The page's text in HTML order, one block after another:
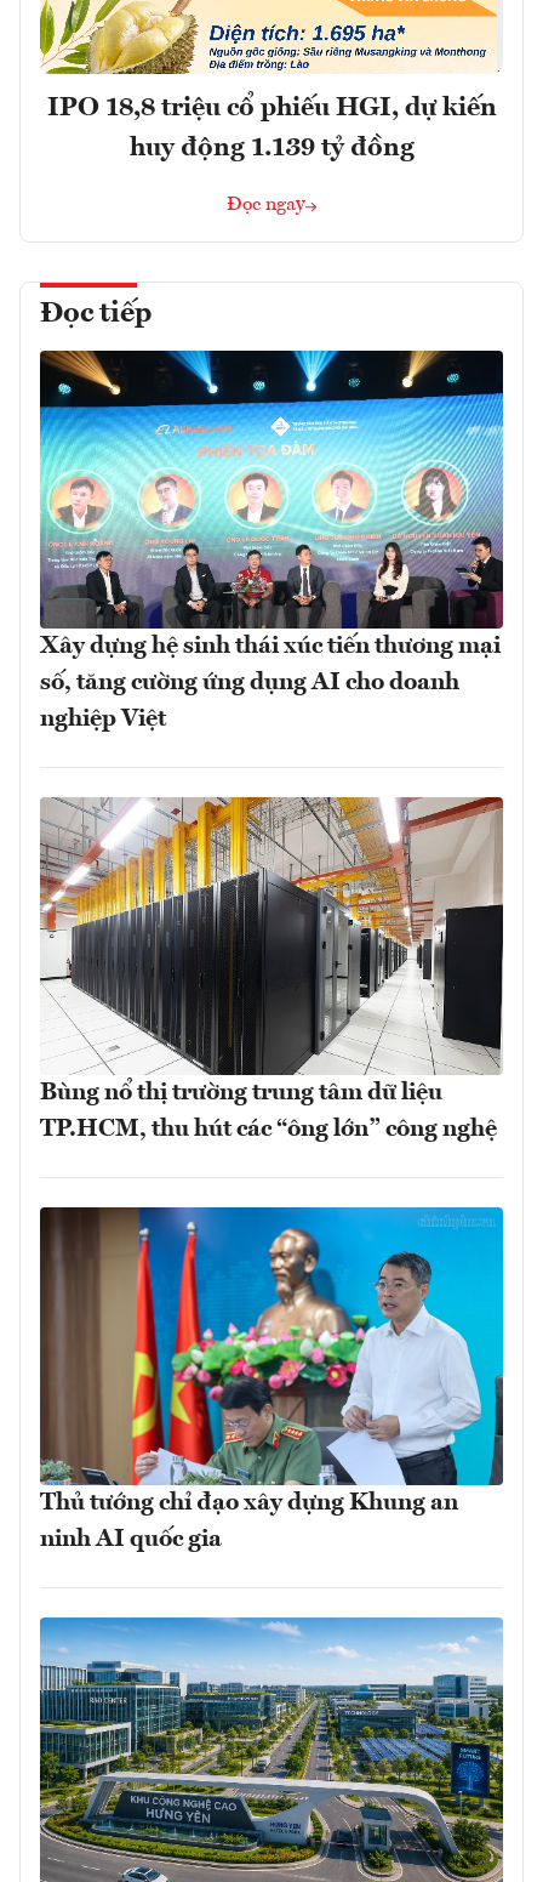
IPO 18,8 triệu cổ phiếu HGI, dự kiến
huy động 1.139 tỷ đồng
Đọc ngay
Đọc tiếp
Xây dựng hệ sinh thái xúc tiến thương mại
số, tăng cường ứng dụng AI cho doanh
nghiệp Việt
Bùng nổ thị trường trung tâm dữ liệu
TP.HCM, thu hút các “ông lớn” công nghệ
Thủ tướng chỉ đạo xây dựng Khung an
ninh AI quốc gia